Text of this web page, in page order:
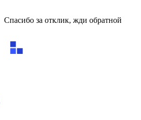
Спасибо за отклик, жди обратной